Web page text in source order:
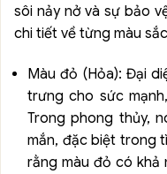
sôi nảy nở và sự bảo
chi tiết về từng màu
Màu đỏ (Hỏa): Đại
trưng cho sức
Trong phong thủy,
mắn, đặc biệt trong
rằng màu đỏ có khả